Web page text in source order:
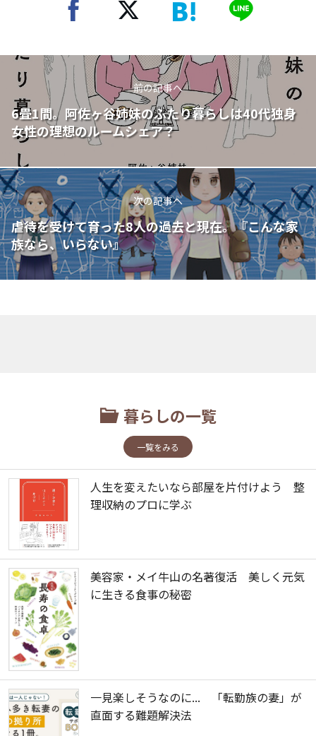
前の記事へ
6畳1間。阿佐ヶ谷姉妹のふたり暮らしは40代独身
女性の理想のルームシェア？
次の記事へ
虐待を受けて育った8人の過去と現在。『こんな家
族なら、いらない』
暮らしの一覧
一覧をみる
人生を変えたいなら部屋を片付けよう 整
理収納のプロに学ぶ
美容家・メイ牛山の名著復活 美しく元気
に生きる食事の秘密
一見楽しそうなのに... 「転勤族の妻」が
直面する難題解決法